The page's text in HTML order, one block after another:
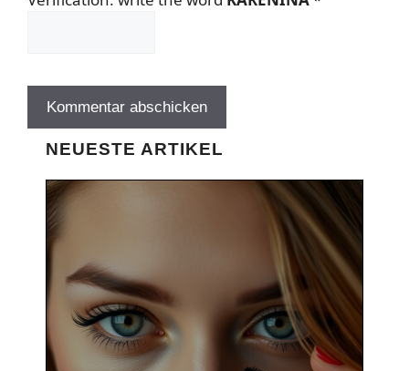
NEUESTE ARTIKEL